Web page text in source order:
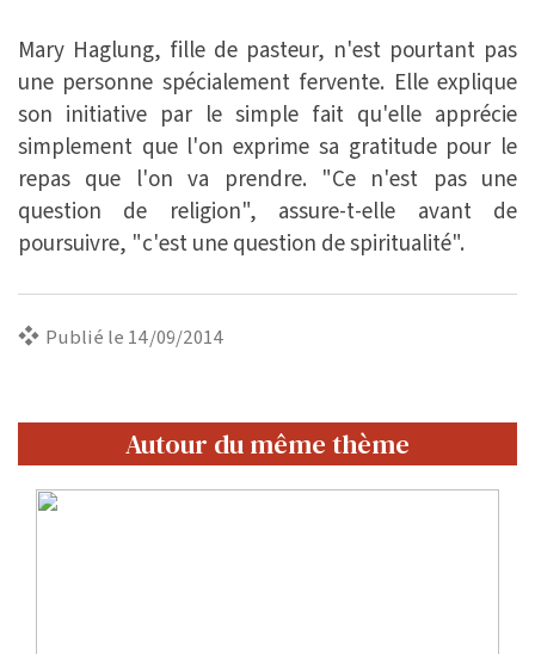
Mary Haglung, fille de pasteur, n'est pourtant pas
une personne spécialement fervente. Elle explique
son initiative par le simple fait qu'elle apprécie
simplement que l'on exprime sa gratitude pour le
repas que l'on va prendre. "Ce n'est pas une
question de religion", assure-t-elle avant de
poursuivre, "c'est une question de spiritualité".
Publié le 14/09/2014
Autour du même thème